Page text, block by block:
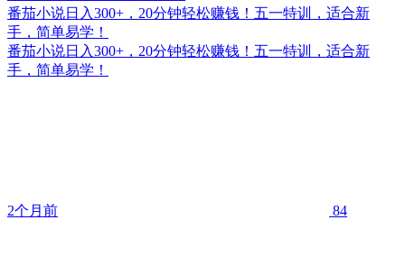
番茄小说日入300+，20分钟轻松赚钱！五一特训，适合新
手，简单易学！
番茄小说日入300+，20分钟轻松赚钱！五一特训，适合新
手，简单易学！
2个月前 84